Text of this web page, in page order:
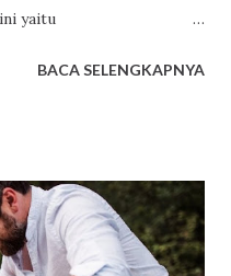
yaitu
. Salah satu lomba
Cerita Rakyat
Nilai Agama dan
cerita rakyat adalah
BACA SELENGKAPNYA